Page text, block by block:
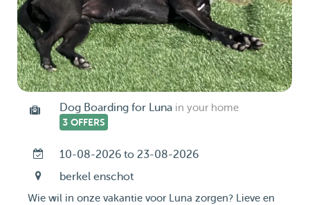
Dog Boarding for Luna in your home
3 OFFERS
10-08-2026 to 23-08-2026
berkel enschot
Wie wil in onze vakantie voor Luna zorgen? Lieve en